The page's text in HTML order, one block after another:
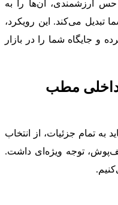
ارزشمندی، آن‌ها را به
تبدیل می‌کند. این رویکرد،
و جایگاه شما را در بازار
داخلی مطب
به تمام جزئیات، از انتخاب
توجه ویژه‌ای داشت.